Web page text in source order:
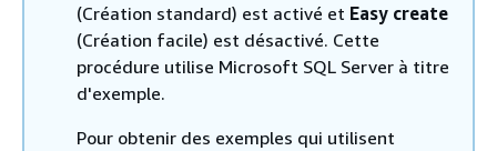
(Création standard) est activé et Easy create
(Création facile) est désactivé. Cette
procédure utilise Microsoft SQL Server à titre
d'exemple.
Pour obtenir des exemples qui utilisent